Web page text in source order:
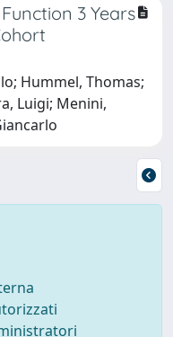
3 Years
Hummel, Thomas;
Luigi; Menini,